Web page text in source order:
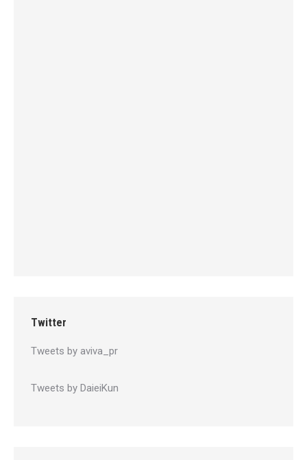
Twitter
Tweets by aviva_pr
Tweets by DaieiKun